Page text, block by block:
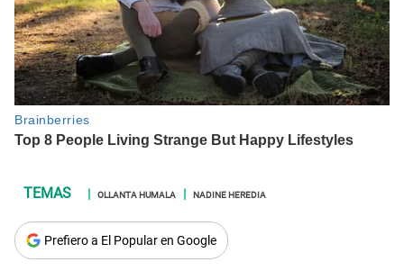
OLLANTA HUMALA NADINE HEREDIA
Prefiero a El Popular en Google